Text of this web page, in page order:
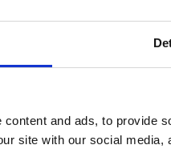
and ads, to provide
site with our social